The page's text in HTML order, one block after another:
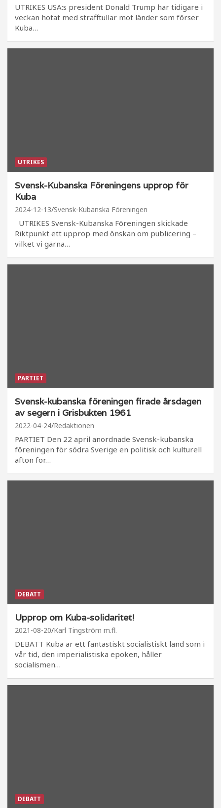
UTRIKES USA:s president Donald Trump har tidigare i
veckan hotat med strafftullar mot länder som förser
Kuba…
UTRIKES
Svensk-Kubanska Föreningens upprop för
Kuba
2024-12-13 Svensk-Kubanska Föreningen
UTRIKES Svensk-Kubanska Föreningen skickade
Riktpunkt ett upprop med önskan om publicering –
vilket vi gärna…
PARTIET
Svensk-kubanska föreningen firade årsdagen
av segern i Grisbukten 1961
2022-04-24 Redaktionen
PARTIET Den 22 april anordnade Svensk-kubanska
föreningen för södra Sverige en politisk och kulturell
afton för…
DEBATT
Upprop om Kuba-solidaritet!
2021-08-20 Karl Tingström m.fl.
DEBATT Kuba är ett fantastiskt socialistiskt land som i
vår tid, den imperialistiska epoken, håller
socialismen…
DEBATT